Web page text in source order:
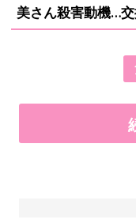
美さん殺害動機…